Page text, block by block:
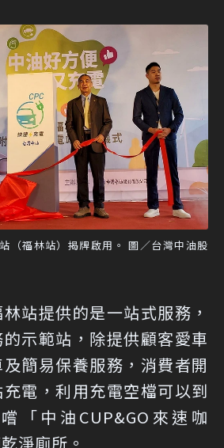
（福林站）揭牌啟用。 圖／台灣中油股
站提供的是一站式服務，
示範站，除提供顧客愛車
簡易保養服務，消費者開
電，利用充電空檔可以到
「中油CUP&GO來速咖
淨廁所。